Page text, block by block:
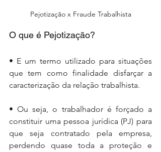
Pejotização x Fraude Trabalhista
O que é Pejotização?
• E um termo utilizado para situações
que tem como finalidade disfarçar a
caracterização da relação trabalhista.
• Ou seja, o trabalhador é forçado a
constituir uma pessoa jurídica (PJ) para
que seja contratado pela empresa,
perdendo quase toda a proteção e